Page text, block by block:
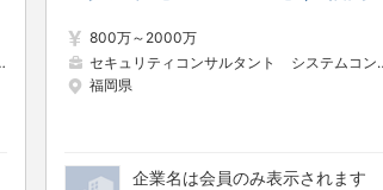
業務プロセスコンサルタント
800万～2000万
セキュリティコンサルタント
システムコンサルタント
福岡県
企業名は会員のみ表示されます